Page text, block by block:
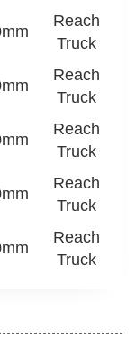
Reach
Truck
Reach
Truck
Reach
Truck
Reach
Truck
Reach
Truck